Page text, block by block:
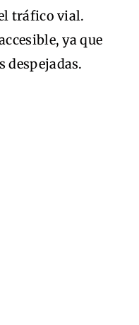
tráfico vial.
ya que
despejadas.